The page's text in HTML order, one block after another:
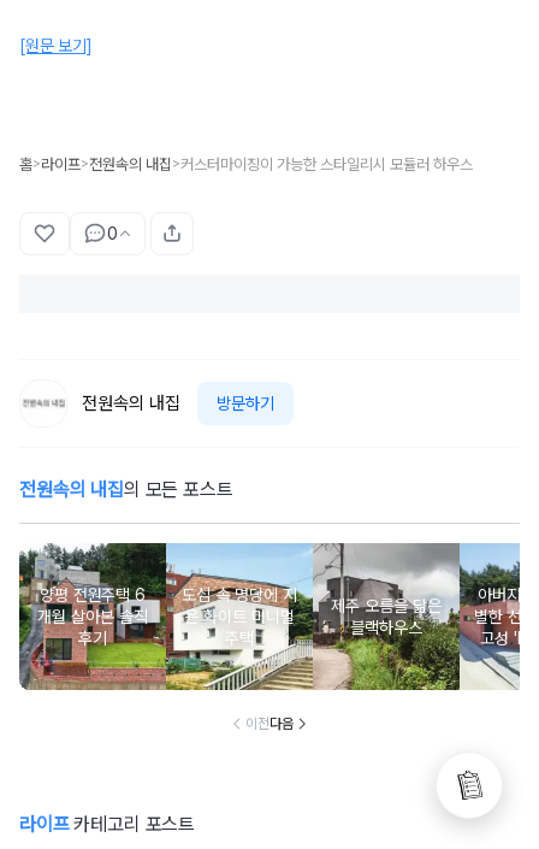
[원문 보기]
홈>라이프>전원속의 내집 >커스터마이징이 가능한 스타일리시 모듈러 하우스
0
전원속의 내집 방문하기
전원속의 내집의 모든 포스트
양평 전원주택 6
개월 살아본 솔직
후기
도심 속 명당에 지
은 화이트 미니멀
주택
제주 오름을 닮은
블랙하우스
아버지
별한 선
고성
m
이전다음
라이프카테고리 포스트